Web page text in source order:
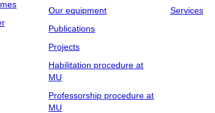
Our equipment
Publications
Projects
Habilitation procedure at
MU
Professorship procedure at
MU
Services